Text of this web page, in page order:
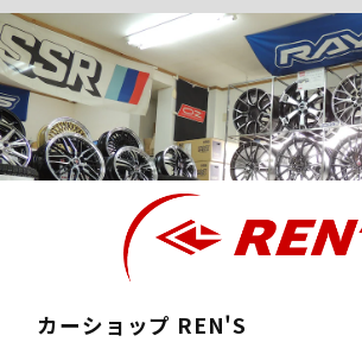
カーショップ REN'S